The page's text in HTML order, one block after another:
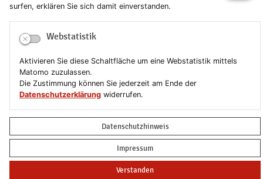
surfen, erklären Sie sich damit einverstanden.
Webstatistik
Aktivieren Sie diese Schaltfläche um eine Webstatistik mittels
Matomo zuzulassen.
Die Zustimmung können Sie jederzeit am Ende der
Datenschutzerklärung widerrufen.
Datenschutzhinweis
Impressum
Verstanden
Datenschutzerklärung
Erklärung zur Barrierefreiheit
Leichte Sprache
Copyright © 2019-2026 Stadt Schönebeck (Elbe)